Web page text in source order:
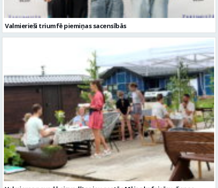
Valmierieši triumfē piemiņas sacensībās